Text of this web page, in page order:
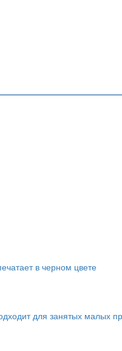
в черном цвете
для занятых малых